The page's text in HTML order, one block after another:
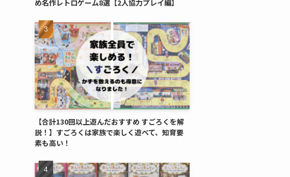
め名作レトロゲーム8選【2人協力プレイ編】
【合計130回以上遊んだおすすめ すごろくを解
説！】すごろくは家族で楽しく遊べて、知育要
素も高い！